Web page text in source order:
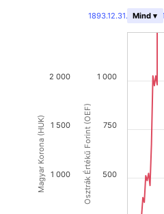
Osztrák Értékű Forint (OEF)
Magyar Korona (HUK)
1893.12.31. -
Mind ▾
1 000
500
750
2 000
1 000
1 500